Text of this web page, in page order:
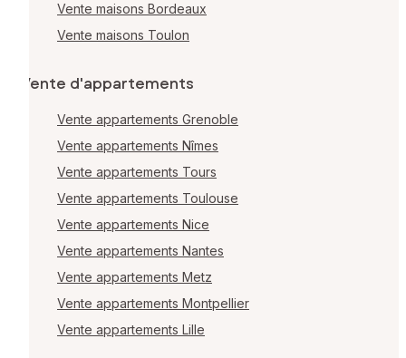
Vente maisons Bordeaux
Vente maisons Toulon
Vente d'appartements
Vente appartements Grenoble
Vente appartements Nîmes
Vente appartements Tours
Vente appartements Toulouse
Vente appartements Nice
Vente appartements Nantes
Vente appartements Metz
Vente appartements Montpellier
Vente appartements Lille